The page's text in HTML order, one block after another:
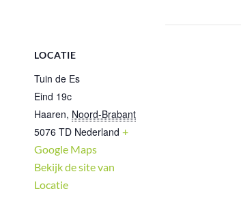
LOCATIE
Tuin de Es
Eind 19c
Haaren, Noord-Brabant
5076 TD Nederland +
Google Maps
Bekijk de site van
Locatie